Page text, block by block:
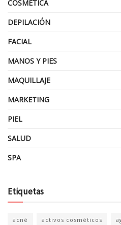
COSMÉTICA
DEPILACIÓN
FACIAL
MANOS Y PIES
MAQUILLAJE
MARKETING
PIEL
SALUD
SPA
Etiquetas
acné activos cosméticos